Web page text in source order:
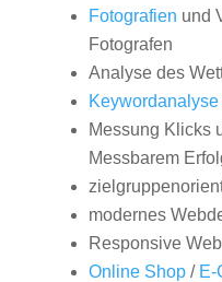
Fotografien und
Fotografen
Analyse des
Keywordanalyse
Messung Klicks
Messbarem
modernes
Responsive
Online Shop/ E-